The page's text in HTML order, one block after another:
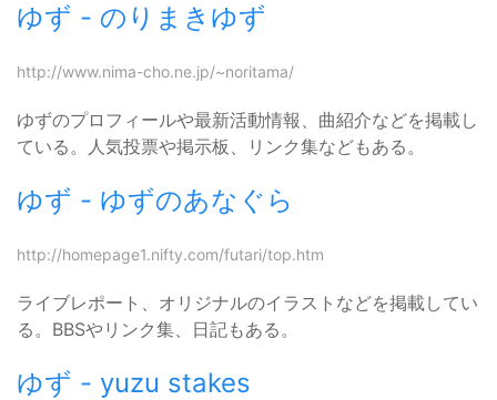
ゆず - のりまきゆず
http://www.nima-cho.ne.jp/~noritama/
ゆずのプロフィールや最新活動情報、曲紹介などを掲載し
ている。人気投票や掲示板、リンク集などもある。
ゆず - ゆずのあなぐら
http://homepage1.nifty.com/futari/top.htm
ライブレポート、オリジナルのイラストなどを掲載してい
る。BBSやリンク集、日記もある。
ゆず - yuzu stakes